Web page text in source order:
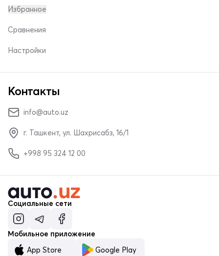
Избранное
Сравнения
Настройки
Контакты
info@auto.uz
г. Ташкент, ул. Шахрисабз, 16/1
+998 95 324 12 00
Социальные сети
Мобильное приложение
App Store
Google Play